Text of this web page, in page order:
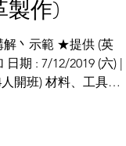
製作)
丶示範 ★提供 (英
期 : 7/12/2019 (六) |
開班) 材料、工具借